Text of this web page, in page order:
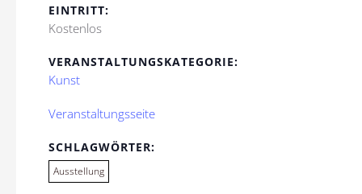
EINTRITT:
Kostenlos
VERANSTALTUNGSKATEGORIE:
Kunst
Veranstaltungsseite
SCHLAGWÖRTER:
Ausstellung